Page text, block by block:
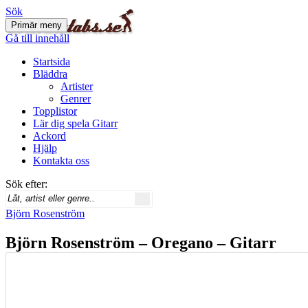
Svenskatabs.se
Sök
Primär meny
Gå till innehåll
Startsida
Bläddra
Artister
Genrer
Topplistor
Lär dig spela Gitarr
Ackord
Hjälp
Kontakta oss
Sök efter:
Björn Rosenström
Björn Rosenström – Oregano – Gitarr